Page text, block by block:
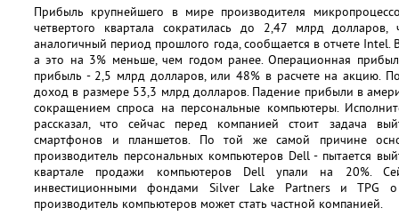
Прибыль крупнейшего в мире производителя
четвертого квартала сократилась до 2,47 млрд
аналогичный период прошлого года, сообщается в отчете
а это на 3% меньше, чем годом ранее. Операционная
прибыль - 2,5 млрд долларов, или 48% в расчете на акцию.
доход в размере 53,3 млрд долларов. Падение прибыли в
сокращением спроса на персональные компьютеры.
рассказал, что сейчас перед компанией стоит задача
смартфонов и планшетов. По той же самой причине
производитель персональных компьютеров Dell - пытается
квартале продажи компьютеров Dell упали на 20%.
инвестиционными фондами Silver Lake Partners и TPG о
производитель компьютеров может стать частной компанией.